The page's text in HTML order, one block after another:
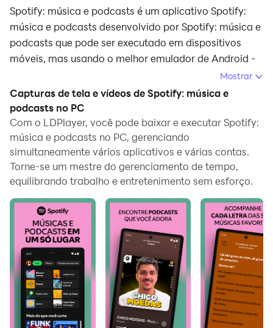
Spotify: música e podcasts é um aplicativo Spotify:
música e podcasts desenvolvido por Spotify: música e
podcasts que pode ser executado em dispositivos
móveis, mas usando o melhor emulador de Android -
LDPlayer, você pode baixar e jogar Spotify: música e
podcasts no seu computador.
Ao executar Spotify: música e podcasts no seu
computador, você pode navegar claramente em uma
tela maior, e controlar o aplicativo com o mouse e o
teclado é muito mais rápido do que com o teclado de
toque, e você nunca terá que se preocupar com a
Com as funções de múltiplas instâncias e
sincronizador, você pode até executar vários
aplicativos e contas no seu PC.
E a função de transferência de arquivos torna muito
fácil compartilhar imagens, vídeos e arquivos.
Baixe Spotify: música e podcasts e execute-o no seu
Mostrar
Capturas de tela e vídeos de Spotify: música e
podcasts no PC
Com o LDPlayer, você pode baixar e executar Spotify:
música e podcasts no PC, gerenciando
simultaneamente vários aplicativos e várias contas.
Torne-se um mestre do gerenciamento de tempo,
equilibrando trabalho e entretenimento sem esforço.